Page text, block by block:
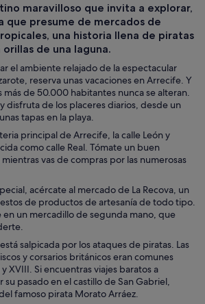
maravilloso que invita a explorar,
que presume de mercados de
una historia llena de piratas
de una laguna.
el ambiente relajado de la espectacular
reserva unas vacaciones en Arrecife. Y
de 50.000 habitantes nunca se alteran.
disfruta de los placeres diarios, desde un
tapas en la playa.
principal de Arrecife, la calle León y
como calle Real. Tómate un buen
vas de compras por las numerosas
acércate al mercado de La Recova, un
de productos de artesanía de todo tipo.
en un mercadillo de segunda mano, que
salpicada por los ataques de piratas. Las
y corsarios británicos eran comunes
XVIII. Si encuentras viajes baratos a
pasado en el castillo de San Gabriel,
famoso pirata Morato Arráez.